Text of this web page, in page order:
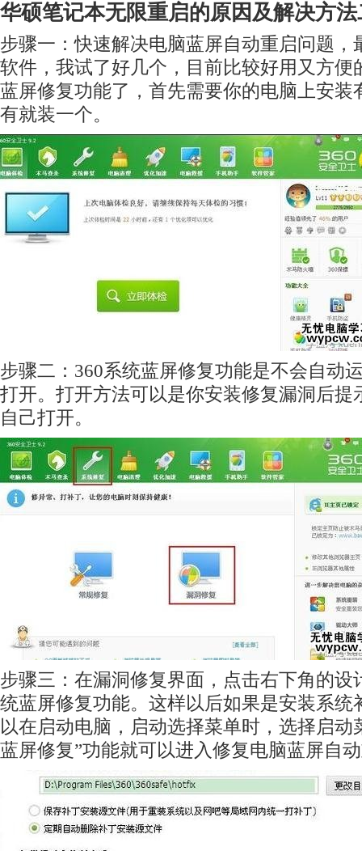
华硕笔记本无限重启的原因及解决方
步骤一：快速解决电脑蓝屏自动重启问题，
软件，我试了好几个，目前比较好用又方便
蓝屏修复功能了，首先需要你的电脑上安装
有就装一个。
步骤二：360系统蓝屏修复功能是不会自动
打开。打开方法可以是你安装修复漏洞后提
自己打开。
步骤三：在漏洞修复界面，点击右下角的设
统蓝屏修复功能。这样以后如果是安装系统
以在启动电脑，启动选择菜单时，选择启动
蓝屏修复”功能就可以进入修复电脑蓝屏自